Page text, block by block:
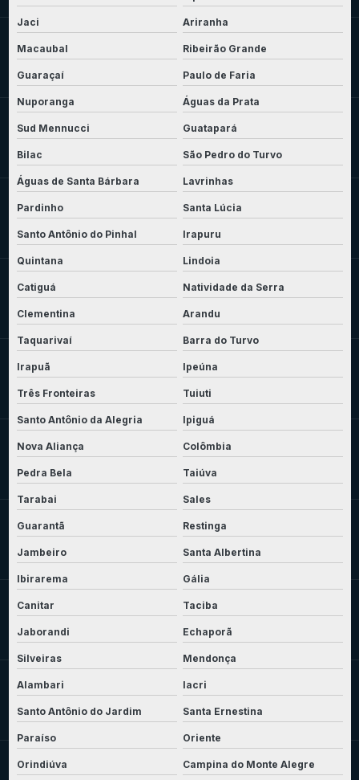
Jaci Ariranha
Macaubal Ribeirão Grande
Guaraçaí Paulo de Faria
Nuporanga Águas da Prata
Sud Mennucci Guatapará
Bilac São Pedro do Turvo
Águas de Santa Bárbara Lavrinhas
Pardinho Santa Lúcia
Santo Antônio do Pinhal Irapuru
Quintana Lindoia
Catiguá Natividade da Serra
Clementina Arandu
Taquarivaí Barra do Turvo
Irapuã Ipeúna
Três Fronteiras Tuiuti
Santo Antônio da Alegria Ipiguá
Nova Aliança Colômbia
Pedra Bela Taiúva
Tarabai Sales
Guarantã Restinga
Jambeiro Santa Albertina
Ibirarema Gália
Canitar Taciba
Jaborandi Echaporã
Silveiras Mendonça
Alambari Iacri
Santo Antônio do Jardim Santa Ernestina
Paraíso Oriente
Orindiúva Campina do Monte Alegre